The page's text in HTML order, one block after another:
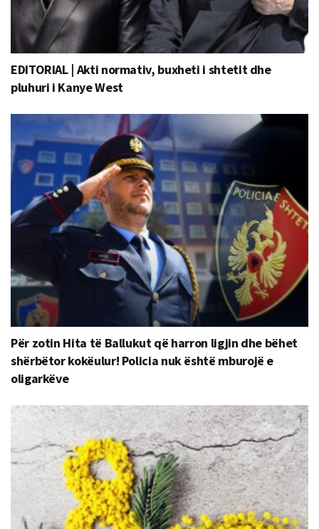
EDITORIAL | Akti normativ, buxheti i shtetit dhe
pluhuri i Kanye West
Për zotin Hita të Ballukut që harron ligjin dhe bëhet
shërbëtor kokëulur! Policia nuk është mburojë e
oligarkëve